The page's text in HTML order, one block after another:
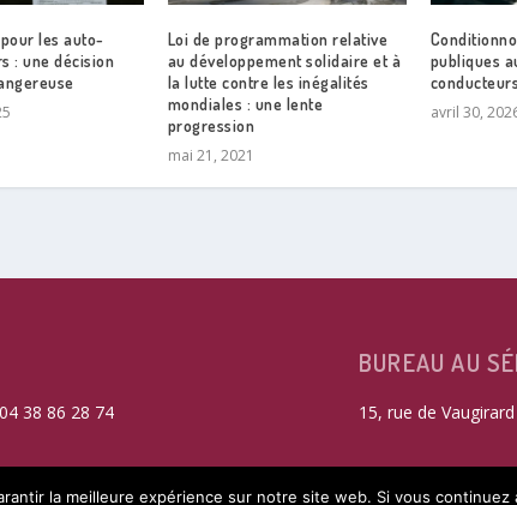
les auto-
: une décision
Loi de programmation relative
au développement solidaire et à
la lutte contre les inégalités
mondiales : une lente
progression
mai 21, 2021
publiques
avril 30,
38 86 28 74
BUREAU AU
15, rue de
la meilleure expérience sur notre site web. Si vous